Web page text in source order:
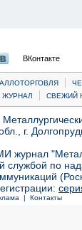
ВКонтакте
|
ЖУРНАЛ
| СВЕЖИЙ
г.
журнал
службой по
| Контакты